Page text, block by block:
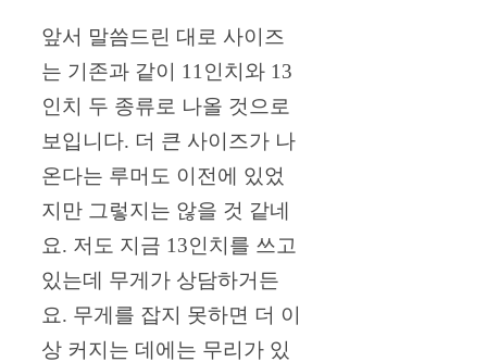
앞서 말씀드린 대로 사이즈
는 기존과 같이 11인치와 13
인치 두 종류로 나올 것으로
보입니다. 더 큰 사이즈가 나
온다는 루머도 이전에 있었
지만 그렇지는 않을 것 같네
요. 저도 지금 13인치를 쓰고
있는데 무게가 상담하거든
요. 무게를 잡지 못하면 더 이
상 커지는 데에는 무리가 있